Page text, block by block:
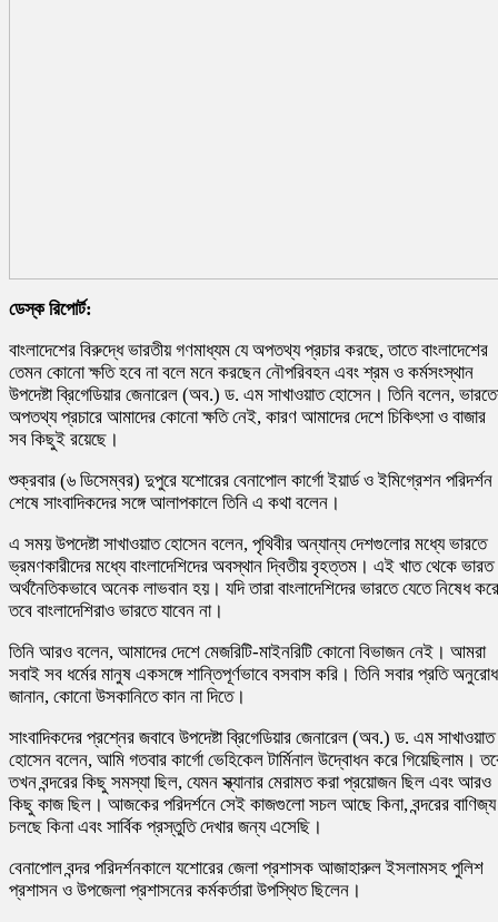
ডেস্ক রিপোর্ট:
বাংলাদেশের বিরুদ্ধে ভারতীয় গণমাধ্যম যে অপতথ্য প্রচার করছে, তাতে বাংলাদেশের
তেমন কোনো ক্ষতি হবে না বলে মনে করছেন নৌপরিবহন এবং শ্রম ও কর্মসংস্থান
উপদেষ্টা ব্রিগেডিয়ার জেনারেল (অব.) ড. এম সাখাওয়াত হোসেন। তিনি বলেন,
অপতথ্য প্রচারে আমাদের কোনো ক্ষতি নেই, কারণ আমাদের দেশে চিকিৎসা ও বাজার
সব কিছুই রয়েছে।
শুক্রবার (৬ ডিসেম্বর) দুপুরে যশোরের বেনাপোল কার্গো ইয়ার্ড ও ইমিগ্রেশন পরিদর্শন
শেষে সাংবাদিকদের সঙ্গে আলাপকালে তিনি এ কথা বলেন।
এ সময় উপদেষ্টা সাখাওয়াত হোসেন বলেন, পৃথিবীর অন্যান্য দেশগুলোর মধ্যে ভারতে
ভ্রমণকারীদের মধ্যে বাংলাদেশিদের অবস্থান দ্বিতীয় বৃহত্তম। এই খাত থেকে ভারত
অর্থনৈতিকভাবে অনেক লাভবান হয়। যদি তারা বাংলাদেশিদের ভারতে যেতে নিষেধ
তবে বাংলাদেশিরাও ভারতে যাবেন না।
তিনি আরও বলেন, আমাদের দেশে মেজরিটি-মাইনরিটি কোনো বিভাজন নেই। আমরা
সবাই সব ধর্মের মানুষ একসঙ্গে শান্তিপূর্ণভাবে বসবাস করি। তিনি সবার প্রতি অনুরোধ
জানান, কোনো উসকানিতে কান না দিতে।
সাংবাদিকদের প্রশ্নের জবাবে উপদেষ্টা ব্রিগেডিয়ার জেনারেল (অব.) ড. এম সাখাওয়াত
হোসেন বলেন, আমি গতবার কার্গো ভেহিকেল টার্মিনাল উদ্বোধন করে গিয়েছিলাম।
তখন বন্দরের কিছু সমস্যা ছিল, যেমন স্ক্যানার মেরামত করা প্রয়োজন ছিল এবং আরও
কিছু কাজ ছিল। আজকের পরিদর্শনে সেই কাজগুলো সচল আছে কিনা, বন্দরের বাণিজ্য
চলছে কিনা এবং সার্বিক প্রস্তুতি দেখার জন্য এসেছি।
বেনাপোল বন্দর পরিদর্শনকালে যশোরের জেলা প্রশাসক আজাহারুল ইসলামসহ পুলিশ
প্রশাসন ও উপজেলা প্রশাসনের কর্মকর্তারা উপস্থিত ছিলেন।